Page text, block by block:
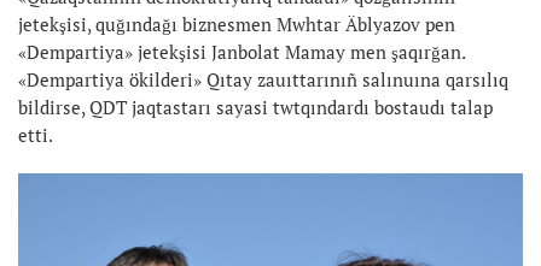
jetekşisi, quğındağı biznesmen Mwhtar Äblyazov pen
«Dempartiya» jetekşisi Janbolat Mamay men şaqırğan.
«Dempartiya ökilderi» Qıtay zauıttarınıñ salınuına qarsılıq
bildirse, QDT jaqtastarı sayasi twtqındardı bostaudı talap
etti.